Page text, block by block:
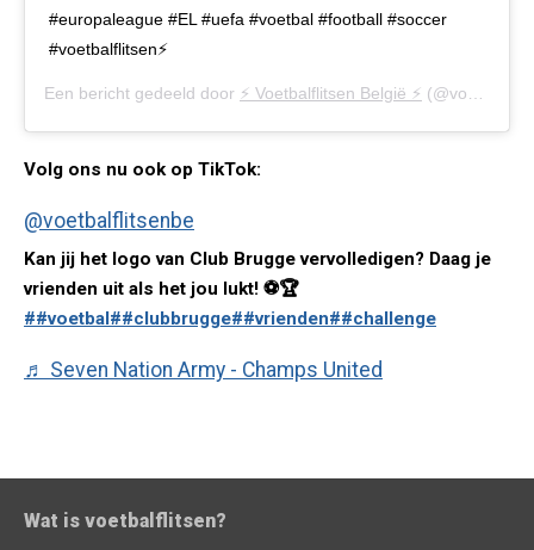
#europaleague #EL #uefa #voetbal #football #soccer
#voetbalflitsen⚡️
Een bericht gedeeld door ⚡️ Voetbalflitsen België ⚡️ (@voetbalflitsen.be) op
Volg ons nu ook op TikTok:
@voetbalflitsenbe
Kan jij het logo van Club Brugge vervolledigen? Daag je
vrienden uit als het jou lukt! ⚽️🏆
##voetbal##clubbrugge##vrienden##challenge
♬ Seven Nation Army - Champs United
Wat is voetbalflitsen?